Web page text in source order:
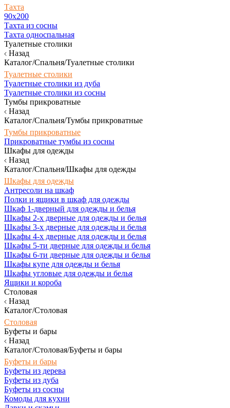
Тахта
90х200
Тахта из сосны
Тахта односпальная
Туалетные столики
Назад
Каталог/Спальня/Туалетные столики
Туалетные столики
Туалетные столики из дуба
Туалетные столики из сосны
Тумбы прикроватные
Назад
Каталог/Спальня/Тумбы прикроватные
Тумбы прикроватные
Прикроватные тумбы из сосны
Шкафы для одежды
Назад
Каталог/Спальня/Шкафы для одежды
Шкафы для одежды
Антресоли на шкаф
Полки и ящики в шкаф для одежды
Шкаф 1-дверный для одежды и белья
Шкафы 2-х дверные для одежды и белья
Шкафы 3-х дверные для одежды и белья
Шкафы 4-х дверные для одежды и белья
Шкафы 5-ти дверные для одежды и белья
Шкафы 6-ти дверные для одежды и белья
Шкафы купе для одежды и белья
Шкафы угловые для одежды и белья
Ящики и короба
Столовая
Назад
Каталог/Столовая
Столовая
Буфеты и бары
Назад
Каталог/Столовая/Буфеты и бары
Буфеты и бары
Буфеты из дерева
Буфеты из дуба
Буфеты из сосны
Комоды для кухни